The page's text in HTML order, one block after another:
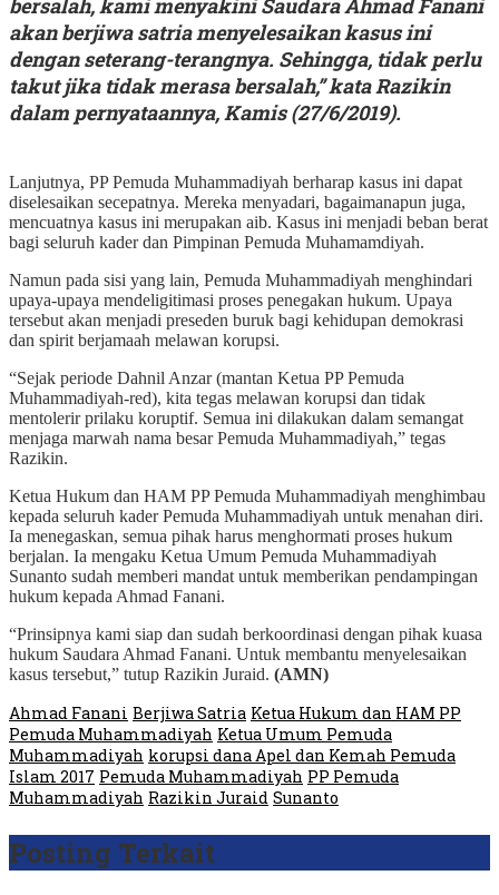
akan berjiwa satria menyelesaikan kasus ini
dengan seterang-terangnya. Sehingga, tidak perlu
takut jika tidak merasa bersalah,” kata Razikin
dalam pernyataannya, Kamis (27/6/2019).
Lanjutnya, PP Pemuda Muhammadiyah berharap kasus ini dapat
diselesaikan secepatnya. Mereka menyadari, bagaimanapun juga,
mencuatnya kasus ini merupakan aib. Kasus ini menjadi beban berat
bagi seluruh kader dan Pimpinan Pemuda Muhamamdiyah.
Namun pada sisi yang lain, Pemuda Muhammadiyah menghindari
upaya-upaya mendeligitimasi proses penegakan hukum. Upaya
tersebut akan menjadi preseden buruk bagi kehidupan demokrasi
dan spirit berjamaah melawan korupsi.
“Sejak periode Dahnil Anzar (mantan Ketua PP Pemuda
Muhammadiyah-red), kita tegas melawan korupsi dan tidak
mentolerir prilaku koruptif. Semua ini dilakukan dalam semangat
menjaga marwah nama besar Pemuda Muhammadiyah,” tegas
Razikin.
Ketua Hukum dan HAM PP Pemuda Muhammadiyah menghimbau
kepada seluruh kader Pemuda Muhammadiyah untuk menahan diri.
Ia menegaskan, semua pihak harus menghormati proses hukum
berjalan. Ia mengaku Ketua Umum Pemuda Muhammadiyah
Sunanto sudah memberi mandat untuk memberikan pendampingan
hukum kepada Ahmad Fanani.
“Prinsipnya kami siap dan sudah berkoordinasi dengan pihak kuasa
hukum Saudara Ahmad Fanani. Untuk membantu menyelesaikan
kasus tersebut,” tutup Razikin Juraid. (AMN)
Ahmad Fanani Berjiwa Satria Ketua Hukum dan HAM PP
Pemuda Muhammadiyah Ketua Umum Pemuda
Muhammadiyah korupsi dana Apel dan Kemah Pemuda
Islam 2017 Pemuda Muhammadiyah PP Pemuda
Muhammadiyah Razikin Juraid Sunanto
Posting Terkait